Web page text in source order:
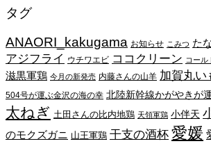
カ
ブ
タグ
ANAORI_kakugama お知らせ こみつ た
アジフライ ウチワエビ ココクリーン コール
滋黒軍鶏 今月の新発売 内藤さんの山羊 加賀丸い
504号が運ぶ金沢の海の幸 北陸新幹線かがやきが
太ねぎ 土田さんの比内地鶏 天領軍鶏 小伴天
のモクズガニ 山王軍鶏 干支の酒杯 愛媛